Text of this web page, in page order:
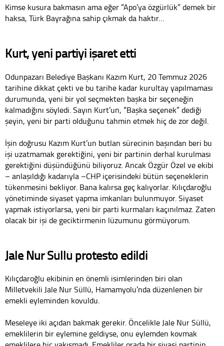
Kimse kusura bakmasın ama eğer “Apo’ya özgürlük” demek bir
haksa, Türk Bayrağına sahip çıkmak da haktır…
Kurt, yeni partiyi işaret etti
Odunpazarı Belediye Başkanı Kazım Kurt, 20 Temmuz 2026
tarihine dikkat çekti ve bu tarihe kadar kurultay yapılmaması
durumunda, yeni bir yol seçmekten başka bir seçeneğin
kalmadığını söyledi. Sayın Kurt’un, “Başka seçenek” dediği
şeyin, yeni bir parti olduğunu tahmin etmek hiç de zor değil.
İşin doğrusu Kazım Kurt’un butlan sürecinin başından beri bu
işi uzatmamak gerektiğini, yeni bir partinin derhal kurulması
gerektiğini düşündüğünü biliyoruz. Ancak Özgür Özel ve ekibi
– anlaşıldığı kadarıyla –CHP içerisindeki bütün seçeneklerin
tükenmesini bekliyor. Bana kalırsa geç kalıyorlar. Kılıçdaroğlu
yönetiminde siyaset yapma imkanları bulunmuyor. Siyaset
yapmak istiyorlarsa, yeni bir parti kurmaları kaçınılmaz. Zaten
olacak bir işi de geciktirmenin lüzumunu görmüyorum.
Jale Nur Süllü protesto edildi
Kılıçdaroğlu ekibinin en önemli isimlerinden biri olan
Milletvekili Jale Nur Süllü, Hamamyolu’nda düzenlenen bir
emekli eyleminden kovuldu.
Meseleye iki açıdan bakmak gerekir. Öncelikle Jale Nur Süllü,
emeklilerin bir eylemine geldiyse, onu eylemden kovmak